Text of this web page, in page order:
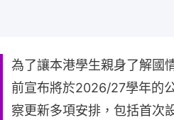
為了讓本港學生親身了解國
前宣布將於2026/27學年的
察更新多項安排，包括首次